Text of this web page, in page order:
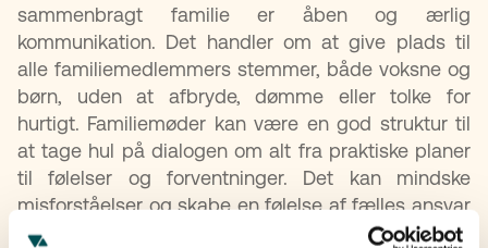
sammenbragt familie er åben og ærlig
kommunikation. Det handler om at give plads til
alle familiemedlemmers stemmer, både voksne og
børn, uden at afbryde, dømme eller tolke for
hurtigt. Familiemøder kan være en god struktur til
at tage hul på dialogen om alt fra praktiske planer
til følelser og forventninger. Det kan mindske
misforståelser og skabe en følelse af fælles ansvar
og samhørighed.